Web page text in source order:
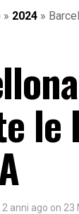
» 2024 »
le
2 anni ago on 23